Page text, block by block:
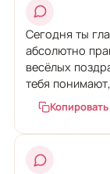
Сегодня ты
абсолютно
весёлых
тебя
Копировать